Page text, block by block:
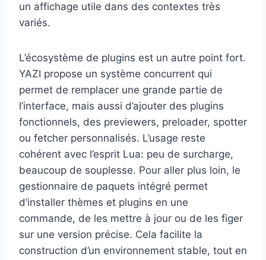
un affichage utile dans des contextes très
variés.
L’écosystème de plugins est un autre point fort.
YAZI propose un système concurrent qui
permet de remplacer une grande partie de
l’interface, mais aussi d’ajouter des plugins
fonctionnels, des previewers, preloader, spotter
ou fetcher personnalisés. L’usage reste
cohérent avec l’esprit Lua: peu de surcharge,
beaucoup de souplesse. Pour aller plus loin, le
gestionnaire de paquets intégré permet
d’installer thèmes et plugins en une
commande, de les mettre à jour ou de les figer
sur une version précise. Cela facilite la
construction d’un environnement stable, tout en